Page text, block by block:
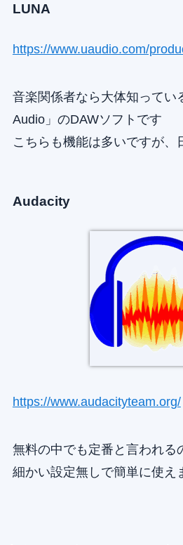
LUNA
https://www.uaudio.com/
音楽関係者なら大体知ってい
Audio」のDAWソフトです
こちらも機能は多いですが、
Audacity
https://www.audacityteam.org/
無料の中でも定番と言われる
細かい設定無しで簡単に使え